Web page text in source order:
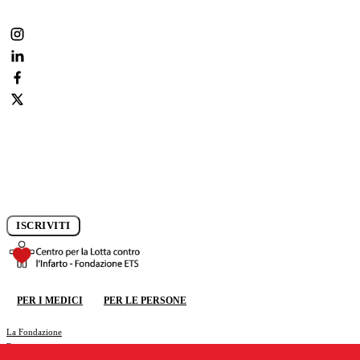
ISCRIVITI
PER I MEDICI PER LE PERSONE
La Fondazione
Ricerca